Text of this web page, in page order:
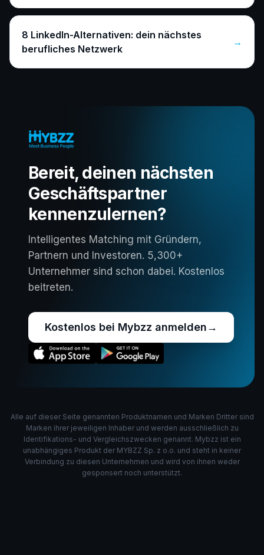
8 LinkedIn-Alternativen: dein nächstes
berufliches Netzwerk
→
Bereit, deinen nächsten
Geschäftspartner
kennenzulernen?
Intelligentes Matching mit Gründern,
Partnern und Investoren. 5,300+
Unternehmer sind schon dabei. Kostenlos
beitreten.
Kostenlos bei Mybzz anmelden→
Alle auf dieser Seite genannten Produktnamen und Marken Dritter sind
Marken ihrer jeweiligen Inhaber und werden ausschließlich zu
Identifikations- und Vergleichszwecken genannt. Mybzz ist ein
unabhängiges Produkt der MYBZZ Sp. z o.o. und steht in keiner
Verbindung zu diesen Unternehmen und wird von ihnen weder
gesponsert noch unterstützt.